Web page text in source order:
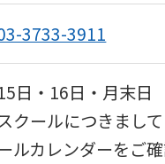
3733-3911
日・16日・月末日
クールにつきまし
ルカレンダーをご